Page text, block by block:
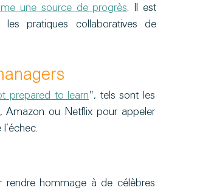
une source de progrès. Il est
pratiques collaboratives de
prepared to learn", tels sont les
Amazon ou Netflix pour appeler
hommage à de célèbres